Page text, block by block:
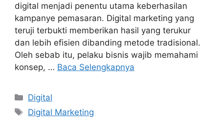
digital menjadi penentu utama keberhasilan
kampanye pemasaran. Digital marketing yang
teruji terbukti memberikan hasil yang terukur
dan lebih efisien dibanding metode tradisional.
Oleh sebab itu, pelaku bisnis wajib memahami
konsep, … Baca Selengkapnya
Kategori
Digital
Tag
Digital Marketing